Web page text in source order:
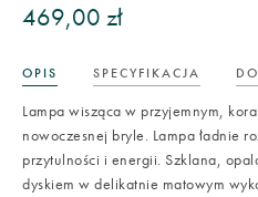
469,00 zł
OPIS SPECYFIKACJA
Lampa wisząca w przyjemnym,
nowoczesnej bryle. Lampa ładnie
przytulności i energii. Szklana,
dyskiem w delikatnie matowym